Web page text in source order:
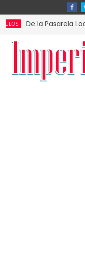
la Pasarela Local a la